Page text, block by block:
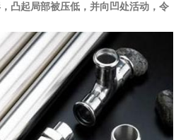
凸起局部被压低，并向凹处活动，令